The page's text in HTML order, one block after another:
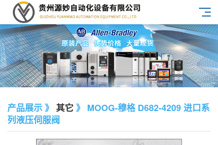
产品展示 》 其它》 MOOG-穆格 D682-4209 进口系
列液压伺服阀